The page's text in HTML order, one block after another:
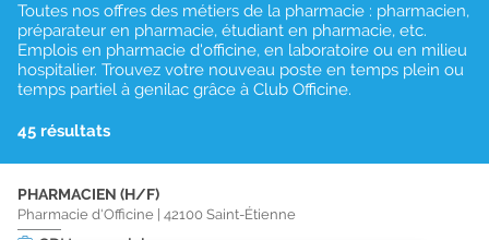
Toutes nos offres des métiers de la pharmacie : pharmacien,
préparateur en pharmacie, étudiant en pharmacie, etc.
Emplois en pharmacie d'officine, en laboratoire ou en milieu
hospitalier. Trouvez votre nouveau poste en temps plein ou
temps partiel à genilac grâce à Club Officine.
45 résultats
PHARMACIEN (H/F)
Pharmacie d'Officine 42100 Saint-Étienne